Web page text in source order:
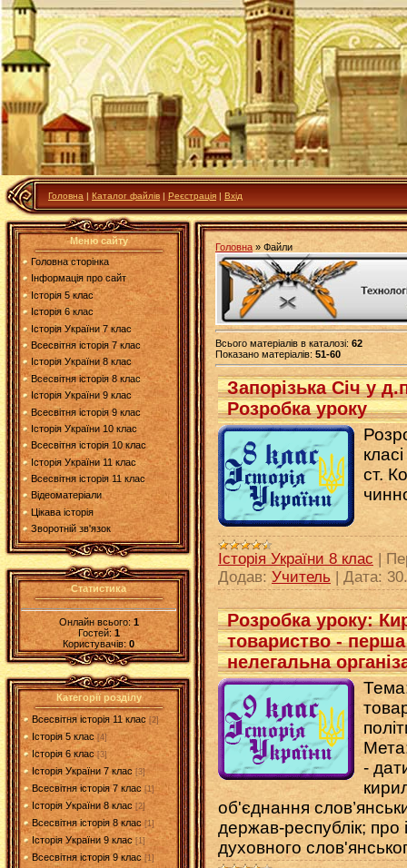
Головна | Каталог файлів | Реєстрація | Вхід
Меню сайту
Головна сторінка
Інформація про сайт
Історія 5 клас
Історія 6 клас
Історія України 7 клас
Всесвітня історія 7 клас
Історія України 8 клас
Всесвітня історія 8 клас
Історія України 9 клас
Всесвітня історія 9 клас
Історія України 10 клас
Всесвітня історія 10 клас
Історія України 11 клас
Всесвітня історія 11 клас
Відеоматеріали
Цікава історія
Зворотній зв'язок
Статистика
Онлайн всього:1
Гостей:1
Користувачів:0
Категорії розділу
Всесвітня історія 11 клас [2]
Історія 5 клас [4]
Історія 6 клас [3]
Історія України 7 клас [3]
Всесвітня історія 7 клас [1]
Історія України 8 клас [2]
Всесвітня історія 8 клас [1]
Історія України 9 клас [1]
Всесвітня історія 9 клас [1]
Головна » Файли
Всього матеріалів в каталозі: 62
Показано матеріалів: 51-60
Запорізька Січ у
Розробка уроку
ст.
Історія України 8 клас
Додав: Учитель Дата:
Розробка уроку:
товариство - перша
нелегальна
-
об'єднання
держав-республік; про
духовного